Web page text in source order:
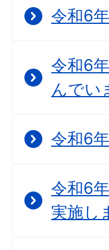
令和6
令和6
んでい
令和6
令和6
実施し